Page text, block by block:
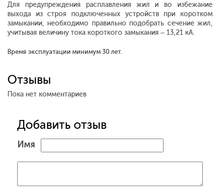
Для предупреждения расплавления жил и во избежание
выхода из строя подключенных устройств при коротком
замыкании, необходимо правильно подобрать сечение жил,
учитывая величину тока короткого замыкания – 13,21 кА.
Время эксплуатации минимум 30 лет.
Отзывы
Пока нет комментариев
Добавить отзыв
Имя